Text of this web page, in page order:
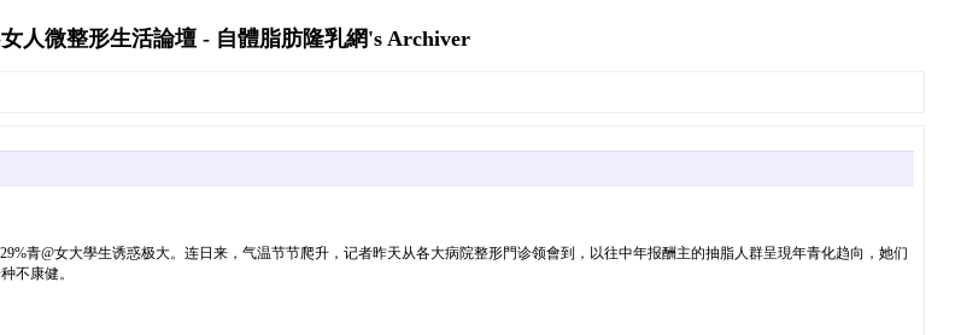
人微整形生活論壇 - 自體脂肪隆乳網's Archiver
青@女大學生诱惑极大。连日来，气温节节爬升，记者昨天从各大病院整形門诊领會到，以往中年报酬主的抽脂人群呈現年青化趋向，她们
不康健。